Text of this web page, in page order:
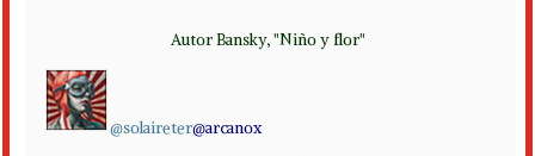
Autor Bansky, "Niño y flor"
@solaireter@arcanox